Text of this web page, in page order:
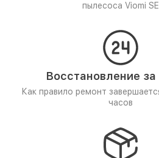
пылесоса Viomi SE
Восстановление за
Как правило ремонт
часов